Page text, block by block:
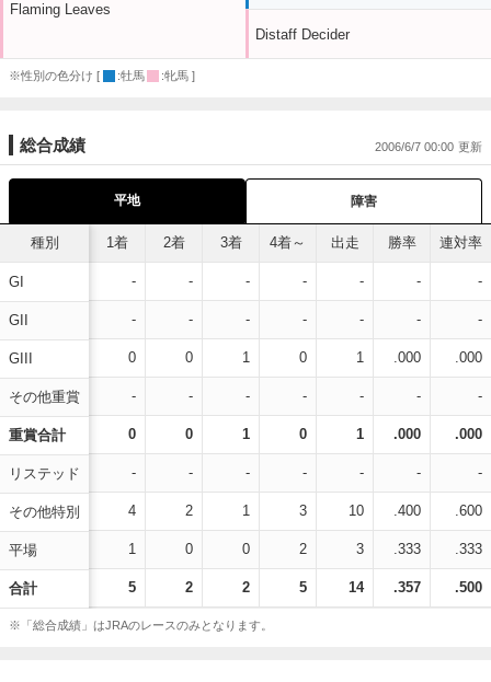
Flaming Leaves
Distaff Decider
※性別の色分け [ :牡馬 :牝馬 ]
総合成績 2006/6/7 00:00
平地 障害
種別
GI
GII
GIII
その他重賞
重賞合計
リステッド
その他特別
平場
合計
1着 2着 3着 4着～ 出走 勝率 連対率
- - - - - - -
- - - - - - -
0 0 1 0 1 .000 .000
- - - - - - -
0 0 1 0 1 .000 .000
- - - - - - -
4 2 1 3 10 .400 .600
1 0 0 2 3 .333 .333
5 2 2 5 14 .357 .500
※「総合成績」はJRAのレースのみとなります。